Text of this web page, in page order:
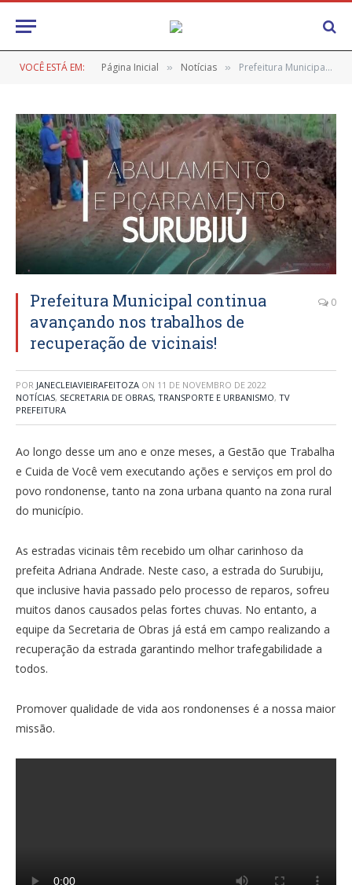
VOCÊ ESTÁ EM: Página Inicial » Notícias » Prefeitura Municipal continua avançando nos trabalhos de recuperação de vicinais!
Prefeitura Municipal continua
avançando nos trabalhos de
recuperação de vicinais!
0
POR JANECLEIAVIEIRAFEITOZA ON 11 DE NOVEMBRO DE 2022
NOTÍCIAS, SECRETARIA DE OBRAS, TRANSPORTE E URBANISMO, TV
PREFEITURA
Ao longo desse um ano e onze meses, a Gestão que Trabalha
e Cuida de Você vem executando ações e serviços em prol do
povo rondonense, tanto na zona urbana quanto na zona rural
do município.
As estradas vicinais têm recebido um olhar carinhoso da
prefeita Adriana Andrade. Neste caso, a estrada do Surubiju,
que inclusive havia passado pelo processo de reparos, sofreu
muitos danos causados pelas fortes chuvas. No entanto, a
equipe da Secretaria de Obras já está em campo realizando a
recuperação da estrada garantindo melhor trafegabilidade a
todos.
Promover qualidade de vida aos rondonenses é a nossa maior
missão.